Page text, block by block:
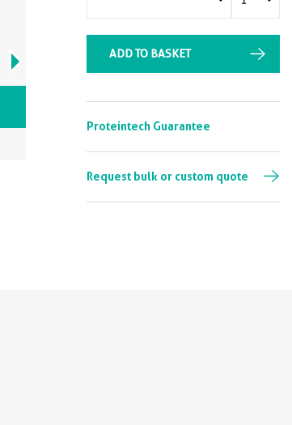
VIEW ALL IMAGES (1)
ADD TO BASKET
Proteintech Guarantee
Request bulk or custom quote